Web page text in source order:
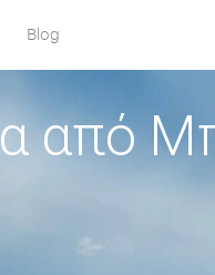
Blog
από